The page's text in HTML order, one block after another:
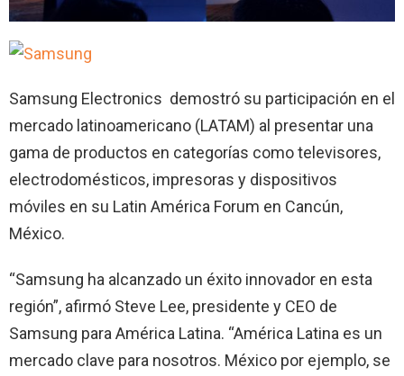
Samsung Electronics demostró su participación en el
mercado latinoamericano (LATAM) al presentar una
gama de productos en categorías como televisores,
electrodomésticos, impresoras y dispositivos
móviles en su Latin América Forum en Cancún,
México.
“Samsung ha alcanzado un éxito innovador en esta
región”, afirmó Steve Lee, presidente y CEO de
Samsung para América Latina. “América Latina es un
mercado clave para nosotros. México por ejemplo, se